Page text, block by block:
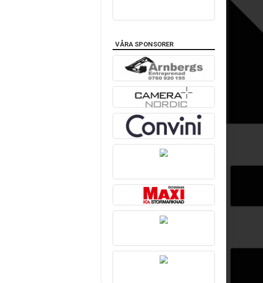
VÅRA SPONSORER